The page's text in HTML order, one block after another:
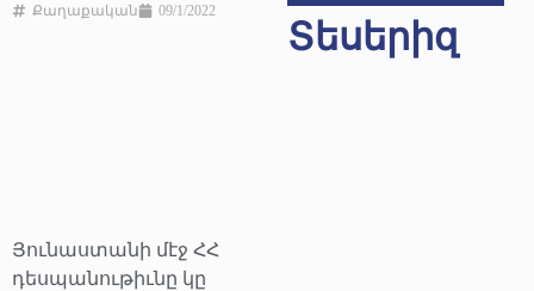
Քաղաքական
09/1/2022
Յունաստանի մէջ ՀՀ
դեսպանութիւնը կը
Տեսերիզ